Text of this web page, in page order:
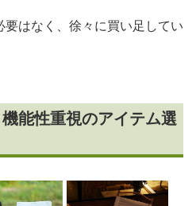
はなく、徐々に買い足してい
能性重視のアイテム選